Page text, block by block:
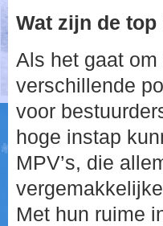
Wat zijn de top
Als het gaat om
verschillende
voor
hoge instap
MPV’s, die
Met hun ruime